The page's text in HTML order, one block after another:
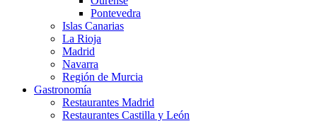
Pontevedra
Islas Canarias
La Rioja
Madrid
Navarra
Región de Murcia
Gastronomía
Restaurantes Madrid
Restaurantes Castilla y León